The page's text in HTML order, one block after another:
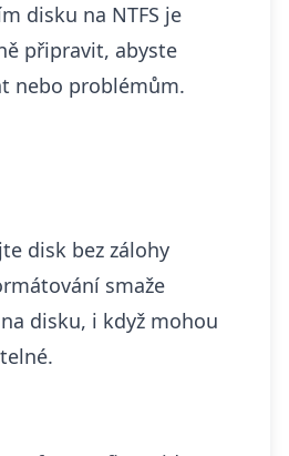
disku na NTFS je
připravit, abyste
nebo problémům.
disk bez zálohy
smaže
disku, i když mohou